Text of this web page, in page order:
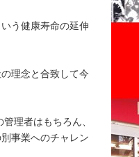
う健康寿命の延伸
理念と合致して今
理者はもちろん、
事業へのチャレン